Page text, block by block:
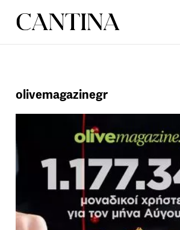
ΣΥΝΤΑΓΕΣ
olivemagazinegr